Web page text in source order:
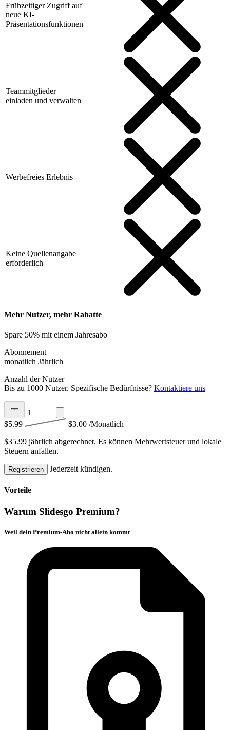
Frühzeitiger Zugriff auf
neue KI-
Präsentationsfunktionen
Teammitglieder
einladen und verwalten
Werbefreies Erlebnis
Keine Quellenangabe
erforderlich
Mehr Nutzer, mehr Rabatte
Spare 50% mit einem Jahresabo
Abonnement
monatlich Jährlich
Anzahl der Nutzer
Bis zu 1000 Nutzer. Spezifische Bedürfnisse? Kontaktiere uns
$5.99 $3.00 /Monatlich
$35.99 jährlich abgerechnet. Es können Mehrwertsteuer und lokale
Steuern anfallen.
Registrieren Jederzeit kündigen.
Vorteile
Warum Slidesgo Premium?
Weil dein Premium-Abo nicht allein kommt